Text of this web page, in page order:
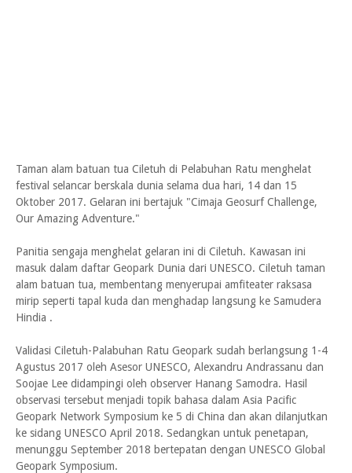
Taman alam batuan tua Ciletuh di Pelabuhan Ratu menghelat
festival selancar berskala dunia selama dua hari, 14 dan 15
Oktober 2017. Gelaran ini bertajuk "Cimaja Geosurf Challenge,
Our Amazing Adventure."
Panitia sengaja menghelat gelaran ini di Ciletuh. Kawasan ini
masuk dalam daftar Geopark Dunia dari UNESCO. Ciletuh taman
alam batuan tua, membentang menyerupai amfiteater raksasa
mirip seperti tapal kuda dan menghadap langsung ke Samudera
Hindia .
Validasi Ciletuh-Palabuhan Ratu Geopark sudah berlangsung 1-4
Agustus 2017 oleh Asesor UNESCO, Alexandru Andrassanu dan
Soojae Lee didampingi oleh observer Hanang Samodra. Hasil
observasi tersebut menjadi topik bahasa dalam Asia Pacific
Geopark Network Symposium ke 5 di China dan akan dilanjutkan
ke sidang UNESCO April 2018. Sedangkan untuk penetapan,
menunggu September 2018 bertepatan dengan UNESCO Global
Geopark Symposium.